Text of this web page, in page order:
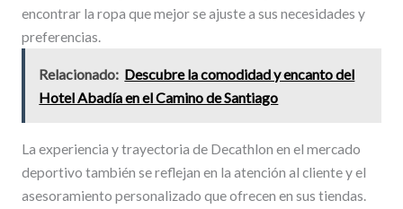
encontrar la ropa que mejor se ajuste a sus necesidades y
preferencias.
Relacionado: Descubre la comodidad y encanto del
Hotel Abadía en el Camino de Santiago
La experiencia y trayectoria de Decathlon en el mercado
deportivo también se reflejan en la atención al cliente y el
asesoramiento personalizado que ofrecen en sus tiendas.